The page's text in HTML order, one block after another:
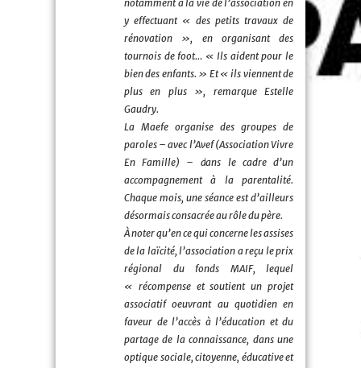
notamment à la vie de l’association en
y effectuant « des petits travaux de
rénovation », en organisant des
tournois de foot… « Ils aident pour le
bien des enfants. » Et « ils viennent de
plus en plus », remarque Estelle
Gaudry.
La Maefe organise des groupes de
paroles – avec l’Avef (Association Vivre
En Famille) – dans le cadre d’un
accompagnement à la parentalité.
Chaque mois, une séance est d’ailleurs
désormais consacrée au rôle du père.
À noter qu’en ce qui concerne les assises
de la laïcité, l’association a reçu le prix
régional du fonds MAIF, lequel
« récompense et soutient un projet
associatif oeuvrant au quotidien en
faveur de l’accès à l’éducation et du
partage de la connaissance, dans une
optique sociale, citoyenne, éducative et